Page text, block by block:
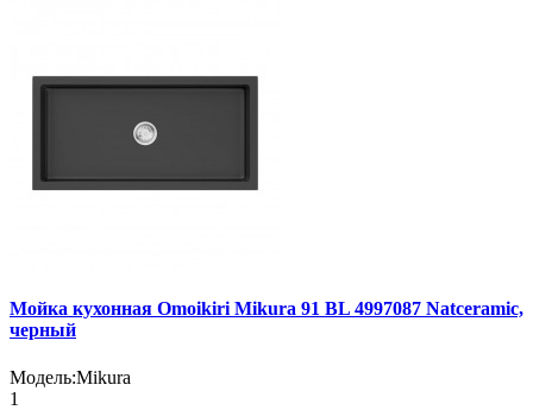
Мойка кухонная Omoikiri Mikura 91 BL 4997087 Natceramic,
черный
Модель:Mikura
1